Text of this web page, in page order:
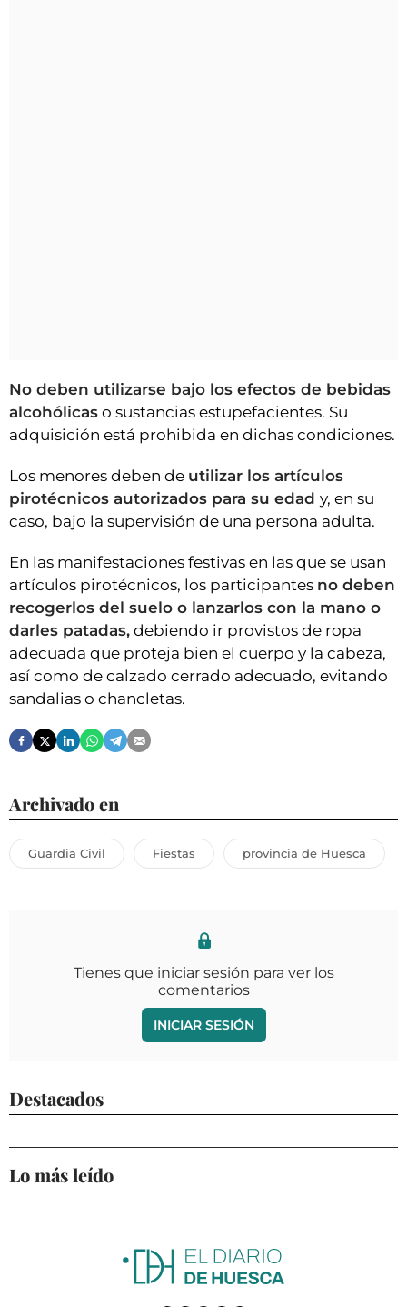
No deben utilizarse bajo los efectos de bebidas
alcohólicas o sustancias estupefacientes. Su
adquisición está prohibida en dichas condiciones.
Los menores deben de utilizar los artículos
pirotécnicos autorizados para su edad y, en su
caso, bajo la supervisión de una persona adulta.
En las manifestaciones festivas en las que se usan
artículos pirotécnicos, los participantes no deben
recogerlos del suelo o lanzarlos con la mano o
darles patadas, debiendo ir provistos de ropa
adecuada que proteja bien el cuerpo y la cabeza,
así como de calzado cerrado adecuado, evitando
sandalias o chancletas.
Archivado en
Guardia Civil Fiestas provincia de Huesca
Tienes que iniciar sesión para ver los
comentarios
INICIAR SESIÓN
Destacados
Lo más leído